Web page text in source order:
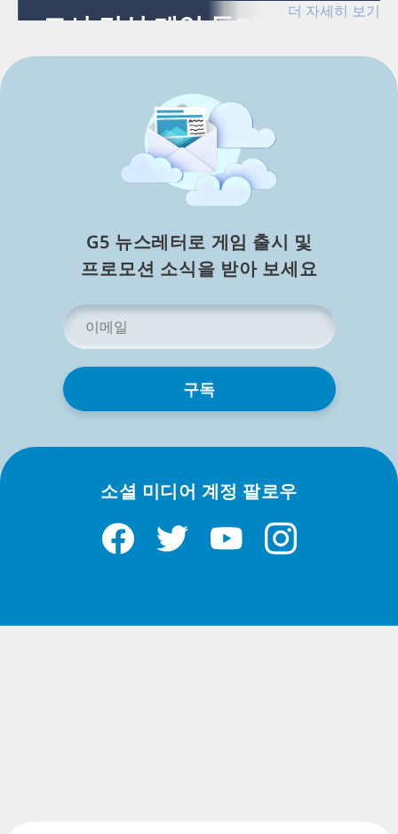
더 자세히 보기
도시 건설 게임 둘러보기
도시 건설 게임과 관련 테마 및 게임 장르를 살펴보
오프라인 게임
어드벤처 게임
도시 건설 게임
관련 장르
시뮬레이션 게임 머지 게임
매치 3 게임
이 페이지의 모든 게임은 무료로 다운로드해 당신의 기기
에 간직하는 완전한 도시 건설 게임입니다 — PC, Mac,
iPhone, iPad, 또는 Android. 브라우저 탭도, 스트리밍도,
결제 단계의 함정도 없습니다. 한 번 설치하면 온라인이든
G5 뉴스레터로 게임 출시 및
⁠프⁠로⁠모⁠션 소⁠식⁠을 받⁠아 보⁠세⁠요
이
일
소
*
소셜 미디어 계정 팔로우